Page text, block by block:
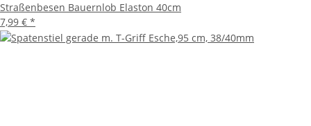
Straßenbesen Bauernlob Elaston 40cm
7,99 € *